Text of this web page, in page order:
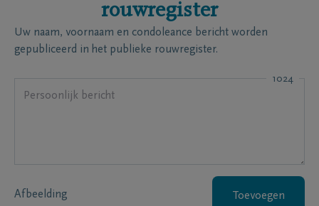
rouwregister
Uw naam, voornaam en condoleance bericht worden
gepubliceerd in het publieke rouwregister.
1024
Afbeelding Toevoegen